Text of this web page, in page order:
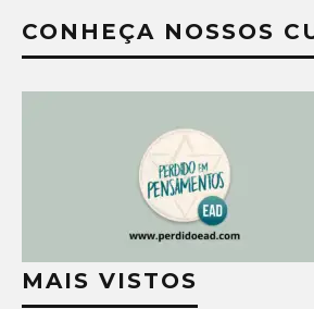
CONHEÇA NOSSOS
MAIS VISTOS